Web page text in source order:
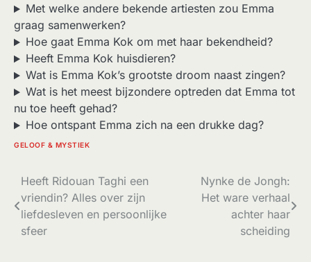
Met welke andere bekende artiesten zou Emma
graag samenwerken?
Hoe gaat Emma Kok om met haar bekendheid?
Heeft Emma Kok huisdieren?
Wat is Emma Kok’s grootste droom naast zingen?
Wat is het meest bijzondere optreden dat Emma tot
nu toe heeft gehad?
Hoe ontspant Emma zich na een drukke dag?
GELOOF & MYSTIEK
Bericht
navigatie
Heeft Ridouan Taghi een
vriendin? Alles over zijn
liefdesleven en persoonlijke
sfeer
Nynke de Jongh:
Het ware verhaal
achter haar
scheiding